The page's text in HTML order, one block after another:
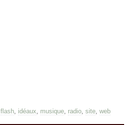
flash idéaux musique radio site web